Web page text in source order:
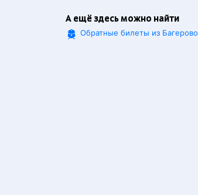
А ещё здесь можно найти
Обратные билеты из